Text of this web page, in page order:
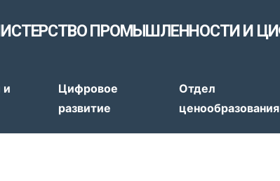
ПРОМЫШЛЕННОСТИ И
и
Цифровое
развитие
Отдел
ценообразования